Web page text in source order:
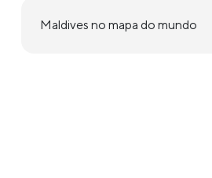
Maldives no mapa do mundo